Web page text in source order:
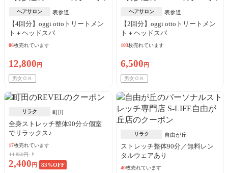
ヘアサロン 表参道
【4回分】oggi ottoトリートメン
ト＋ヘッドスパ
86枚売れています
12,800 円
男女ＯＫ
ヘアサロン 表参道
【2回分】oggi ottoトリートメン
ト＋ヘッドスパ
103枚売れています
6,500 円
男女ＯＫ
リラク 町田
全身ストレッチ整体90分☆個室
でリラックス♪
17枚売れています
14,850円
2,400 円 83%OFF
リラク 自由が丘
ストレッチ整体90分／無料レン
タルウェアあり
40枚売れています